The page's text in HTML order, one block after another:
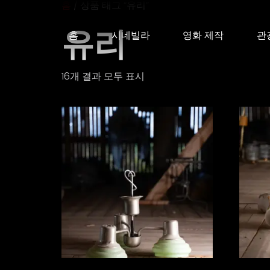
홈 시네빌라 영화 제작 관
/ 상품 태그 “유리”
유리
16개 결과 모두 표시